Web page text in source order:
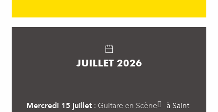
JUILLET 2026
Mercredi 15 juillet : Guitare en Scène
à Saint